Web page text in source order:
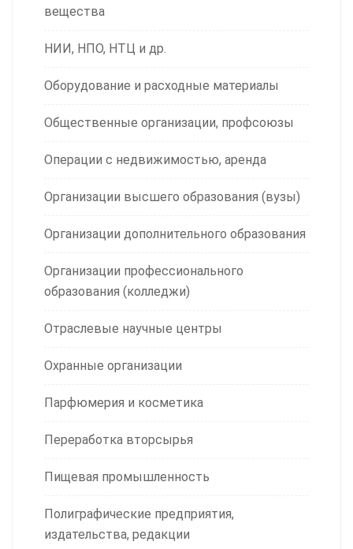
вещества
НИИ, НПО, НТЦ и др.
Оборудование и расходные материалы
Общественные организации, профсоюзы
Операции с недвижимостью, аренда
Организации высшего образования (вузы)
Организации дополнительного образования
Организации профессионального
образования (колледжи)
Отраслевые научные центры
Охранные организации
Парфюмерия и косметика
Переработка вторсырья
Пищевая промышленность
Полиграфические предприятия,
издательства, редакции